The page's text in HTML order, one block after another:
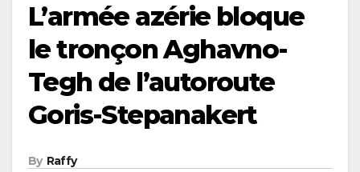
L’armée azérie bloque
le tronçon Aghavno-
Tegh de l’autoroute
Goris-Stepanakert
By Raffy